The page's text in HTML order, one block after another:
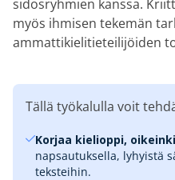
sidosryhmien kanssa.
myös ihmisen tekemän
ammattikielitieteilijöiden
Tällä työkalulla voit
Korjaa kielioppi,
napsautuksella, lyhyistä
teksteihin.